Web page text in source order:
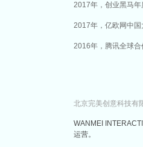
2017年，创业黑马年
2017年，亿欧网中
2016年，腾讯全球合
北京完美创意科技有
WANMEI
运营。